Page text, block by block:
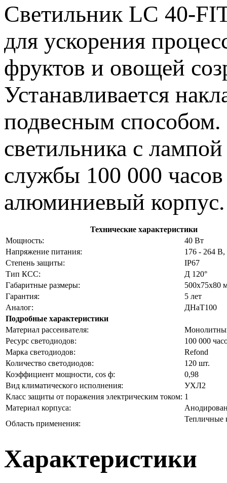
Светильник LC 40-
для ускорения
фруктов и овощей
Устанавливается
подвесным способом.
светильника с
службы 100 000
алюминиевый корпус.
Технические характеристики
Мощность:
40 Вт
Напряжение питания:
176 - 264
Степень защиты:
IP67
Тип КСС:
Д 120°
Габаритные размеры:
500х75х80
Гарантия:
5 лет
Аналог:
ДНаТ100
Подробные характеристики
Материал рассеивателя:
Ресурс светодиодов:
100 000
Марка светодиодов:
Refond
Количество светодиодов:
120 шт.
Коэффициент мощности, cos ф:
0,98
Вид климатического исполнения:
УХЛ2
Класс защиты от поражения электрическим током: 1
Материал корпуса:
Область применения:
Тепличные
Характеристики